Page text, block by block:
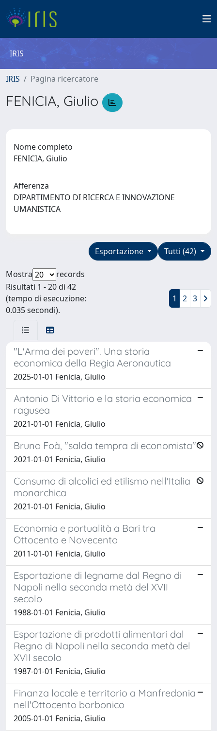
IRIS
IRIS Pagina ricercatore
FENICIA, Giulio
Nome completo
FENICIA, Giulio
Afferenza
DIPARTIMENTO DI RICERCA E INNOVAZIONE
UMANISTICA
Tutti (42)
Esportazione
Mostra
records
Risultati 1 - 20 di 42
(tempo di esecuzione:
0.035 secondi).
1 2 3
"L'Arma dei poveri". Una storia
economica della Regia Aeronautica
2025-01-01 Fenicia, Giulio
Antonio Di Vittorio e la storia economica
ragusea
2021-01-01 Fenicia, Giulio
Bruno Foà, "salda tempra di economista"
2021-01-01 Fenicia, Giulio
Consumo di alcolici ed etilismo nell'Italia
monarchica
2021-01-01 Fenicia, Giulio
Economia e portualità a Bari tra
Ottocento e Novecento
2011-01-01 Fenicia, Giulio
Esportazione di legname dal Regno di
Napoli nella seconda metà del XVII
secolo
1988-01-01 Fenicia, Giulio
Esportazione di prodotti alimentari dal
Regno di Napoli nella seconda metà del
XVII secolo
1987-01-01 Fenicia, Giulio
Finanza locale e territorio a Manfredonia
nell'Ottocento borbonico
2005-01-01 Fenicia, Giulio